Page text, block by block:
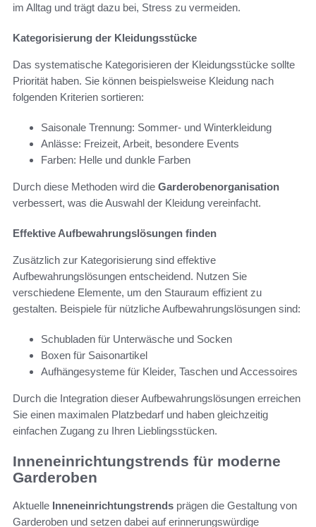
im Alltag und trägt dazu bei, Stress zu vermeiden.
Kategorisierung der Kleidungsstücke
Das systematische Kategorisieren der Kleidungsstücke sollte
Priorität haben. Sie können beispielsweise Kleidung nach
folgenden Kriterien sortieren:
Saisonale Trennung: Sommer- und Winterkleidung
Anlässe: Freizeit, Arbeit, besondere Events
Farben: Helle und dunkle Farben
Durch diese Methoden wird die Garderobenorganisation
verbessert, was die Auswahl der Kleidung vereinfacht.
Effektive Aufbewahrungslösungen finden
Zusätzlich zur Kategorisierung sind effektive
Aufbewahrungslösungen entscheidend. Nutzen Sie
verschiedene Elemente, um den Stauraum effizient zu
gestalten. Beispiele für nützliche Aufbewahrungslösungen sind:
Schubladen für Unterwäsche und Socken
Boxen für Saisonartikel
Aufhängesysteme für Kleider, Taschen und Accessoires
Durch die Integration dieser Aufbewahrungslösungen erreichen
Sie einen maximalen Platzbedarf und haben gleichzeitig
einfachen Zugang zu Ihren Lieblingsstücken.
Inneneinrichtungstrends für moderne
Garderoben
Aktuelle Inneneinrichtungstrends prägen die Gestaltung von
Garderoben und setzen dabei auf erinnerungswürdige